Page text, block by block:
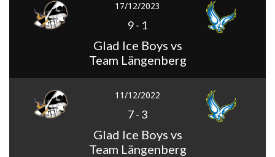
17/12/2023
9- 1
Glad Ice Boys vs
Team Längenberg
11/12/2022
7- 3
Glad Ice Boys vs
Team Längenberg